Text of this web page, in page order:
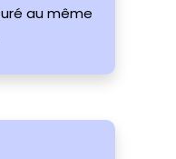
au même